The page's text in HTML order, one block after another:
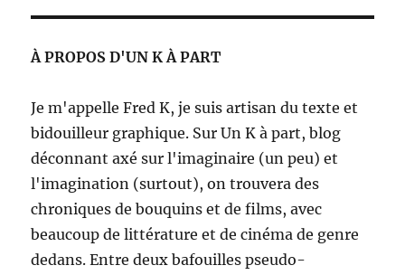
À PROPOS D'UN K À PART
Je m'appelle Fred K, je suis artisan du texte et
bidouilleur graphique. Sur Un K à part, blog
déconnant axé sur l'imaginaire (un peu) et
l'imagination (surtout), on trouvera des
chroniques de bouquins et de films, avec
beaucoup de littérature et de cinéma de genre
dedans. Entre deux bafouilles pseudo-